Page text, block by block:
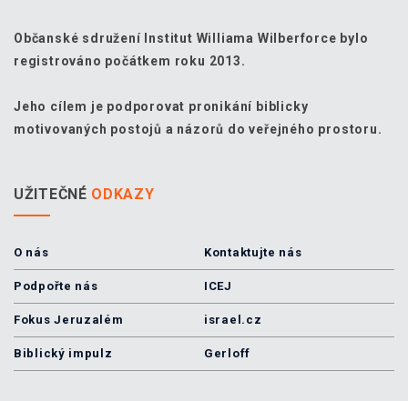
Občanské sdružení Institut Williama Wilberforce bylo
registrováno počátkem roku 2013.
Jeho cílem je podporovat pronikání biblicky
motivovaných postojů a názorů do veřejného prostoru.
UŽITEČNÉ ODKAZY
O nás Kontaktujte nás
Podpořte nás ICEJ
Fokus Jeruzalém israel.cz
Biblický impulz Gerloff